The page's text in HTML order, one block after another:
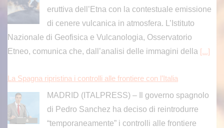
eruttiva dell’Etna con la contestuale emissione
di cenere vulcanica in atmosfera. L’Istituto
Nazionale di Geofisica e Vulcanologia, Osservatorio
Etneo, comunica che, dall’analisi delle immagini della [...]
La Spagna ripristina i controlli alle frontiere con l’Italia
MADRID (ITALPRESS) – Il governo spagnolo
di Pedro Sanchez ha deciso di reintrodurre
“temporaneamente” i controlli alle frontiere